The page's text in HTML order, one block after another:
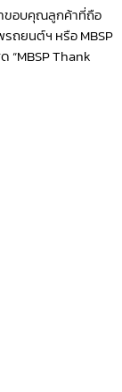
ำขอบคุณลูกค้าที่ถือ
ถยนต์ฯ หรือ MBSP
“MBSP Thank